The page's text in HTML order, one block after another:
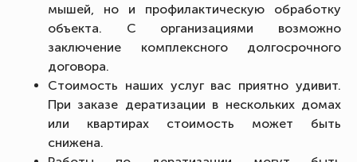
мышей, но и профилактическую обработку
объекта. С организациями возможно
заключение комплексного долгосрочного
договора.
Стоимость наших услуг вас приятно удивит.
При заказе дератизации в нескольких домах
или квартирах стоимость может быть
снижена.